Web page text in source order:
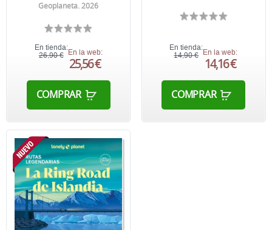
Geoplaneta. 2026
En tienda:
26,90 € En la web:
25,56 €
COMPRAR
En tienda:
14,90 €
En la web:
14,16 €
COMPRAR